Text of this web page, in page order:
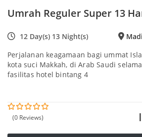
Umrah Reguler Super 13
12 Day(s) 13 Night(s)
Perjalanan keagamaan bagi ummat
kota suci Makkah, di Arab Saudi
fasilitas hotel bintang 4
0
u
(0 Reviews)